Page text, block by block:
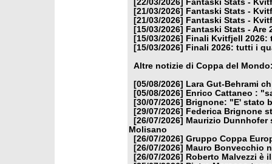
[22/03/2026]
Fantaski Stats -
[21/03/2026]
Fantaski Stats -
[21/03/2026]
Fantaski Stats -
[15/03/2026]
Fantaski Stats - Are
[15/03/2026]
Finali Kvitfjell
[15/03/2026]
Finali 2026: tutti i
Altre notizie di Coppa del
[05/08/2026]
Lara Gut-Behrami
[05/08/2026]
Enrico Cattaneo :
[30/07/2026]
Brignone: "E' stato
[29/07/2026]
Federica Brignone
[26/07/2026] Maurizio Dunnhofer
Molisano
[26/07/2026] Gruppo Coppa
[26/07/2026] Mauro Bonvecchio
[26/07/2026]
Roberto Malvezzi è